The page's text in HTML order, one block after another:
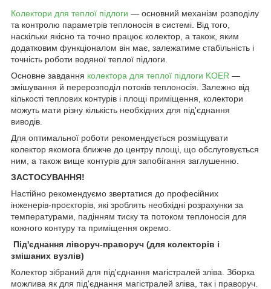
Колектори для теплої підлоги — основний механізм розподілу
та контролю параметрів теплоносія в системі. Від того,
наскільки якісно та точно працює колектор, а також, яким
додатковим функціоналом він має, залежатиме стабільність і
точність роботи водяної теплої підлоги.
Основне завдання колектора для теплої підлоги KOER —
змішування й перерозподіл потоків теплоносія. Залежно від
кількості теплових контурів і площі приміщення, колектори
можуть мати різну кількість необхідних для під'єднання
виводів.
Для оптимальної роботи рекомендується розміщувати
колектор якомога ближче до центру площі, що обслуговується
ним, а також вище контурів для запобігання заглушенню.
ЗАСТОСУВАННЯ!
Настійно рекомендуємо звертатися до професійних
інженерів-проєкторів, які зроблять необхідні розрахунки за
температурами, падінням тиску та потоком теплоносія для
кожного контуру та приміщення окремо.
Під'єднання ліворуч-праворуч (для колекторів і
змішаних вузлів)
Колектор зібраний для під'єднання магістралей зліва. Зборка
можлива як для під'єднання магістралей зліва, так і праворуч.